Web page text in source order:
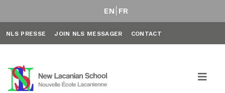
EN FR
NLS PRESSE JOIN NLS MESSAGER CONTACT